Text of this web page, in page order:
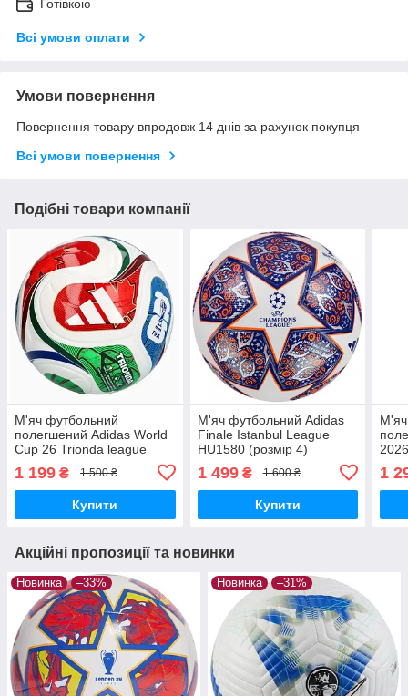
Готівкою
Всі умови оплати
Умови повернення
Повернення товару впродовж 14 днів за рахунок покупця
Всі умови повернення
Подібні товари компанії
М'яч футбольний
полегшений Adidas World
Cup 26 Trionda league
(розмір 5)
1 199 ₴ 1 500 ₴
Купити
М'яч футбольний Adidas
Finale Istanbul League
HU1580 (розмір 4)
1 499₴ 1 600 ₴
Купити
1
Акційні пропозиції та новинки
Новинка –33% Новинка –31%